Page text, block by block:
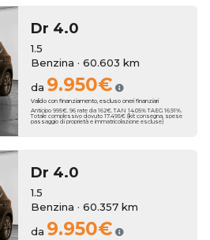
Dr 4.0
1.5
Benzina · 60.603 km
da 9.950€
Valido con finanziamento, escluso oneri finanziari
Anticipo 995€. 96 rate da 162€. TAN 14.05% TAEG 16.91%.
Totale complessivo dovuto 17.495€ (kit consegna, spese
passaggio di proprietà e immatricolazione escluse)
Dr 4.0
1.5
Benzina · 60.357 km
da 9.950€